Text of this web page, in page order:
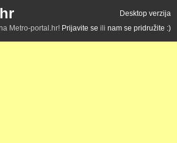
Desktop verzija
Metro-portal.hr! Prijavite se ili nam se pridružite :)